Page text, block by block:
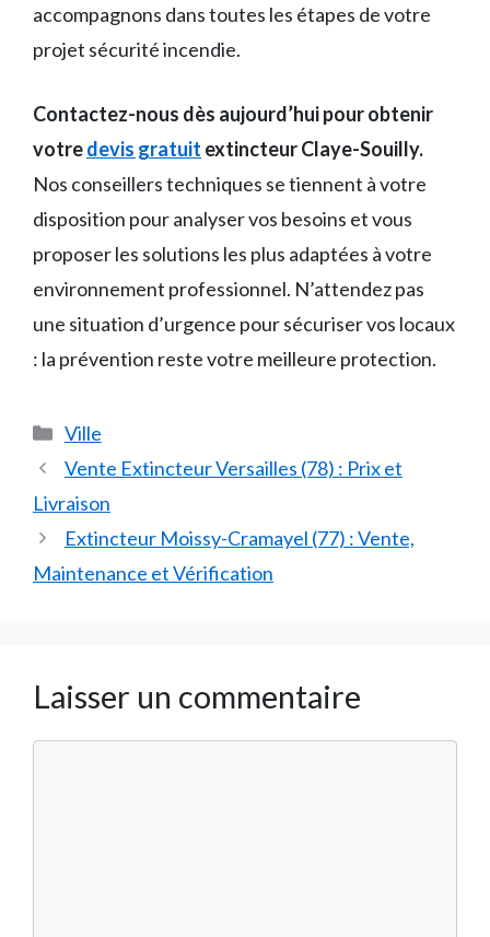
accompagnons dans toutes les étapes de votre
projet sécurité incendie.
Contactez-nous dès aujourd’hui pour obtenir
votredevis gratuit extincteur Claye-Souilly.
Nos conseillers techniques se tiennent à votre
disposition pour analyser vos besoins et vous
proposer les solutions les plus adaptées à votre
environnement professionnel. N’attendez pas
une situation d’urgence pour sécuriser vos locaux
: la prévention reste votre meilleure protection.
Catégories
Ville
Vente Extincteur Versailles (78) : Prix et
Livraison
Extincteur Moissy-Cramayel (77) : Vente,
Maintenance et Vérification
Laisser un commentaire